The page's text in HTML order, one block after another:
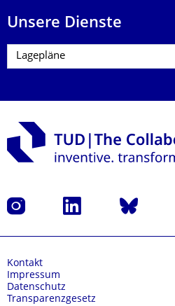
Unsere Dienste
Instagram LinkedIn Bluesky
Kontakt
Impressum
Datenschutz
Transparenzgesetz